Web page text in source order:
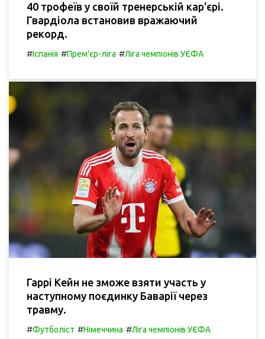
40 трофеїв у своїй тренерській кар'єрі.
Гвардіола встановив вражаючий
рекорд.
#Іспанія #Прем'єр-ліга #Ліга чемпіонів УЄФА
Гаррі Кейн не зможе взяти участь у
наступному поєдинку Баварії через
травму.
#Футболіст #Німеччина #Ліга чемпіонів УЄФА